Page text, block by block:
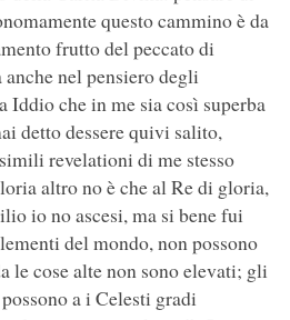
questo cammino è da
frutto del peccato di
nel pensiero degli
Iddio che in me sia così superba
detto dessere quivi salito,
revelationi di me stesso
altro no è che al Re di gloria,
io no ascesi, ma si bene fui
del mondo, non possono
le cose alte non sono elevati; gli
a i Celesti gradi